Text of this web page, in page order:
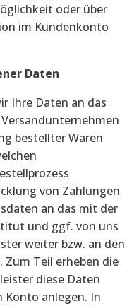
oder über
im Kundenkonto
Daten
Ihre Daten an das
bestellter Waren
von Zahlungen
an das mit der
und ggf. von uns
weiter bzw. an den
Teil erheben die
diese Daten
Konto anlegen. In